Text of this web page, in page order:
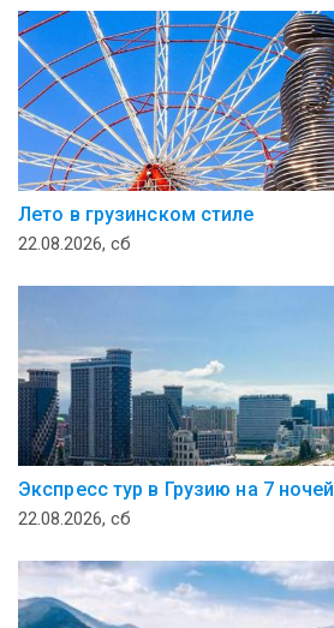
Лето в грузинском стиле
22.08.2026, сб
Экспресс тур в Грузию на 7 ночей
22.08.2026, сб